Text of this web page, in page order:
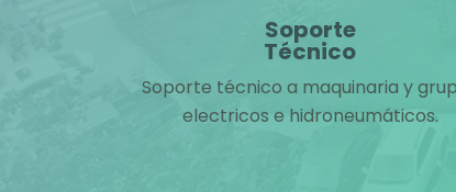
Soporte
Técnico
Soporte técnico a maquinaria y
electricos e hidroneumáticos.